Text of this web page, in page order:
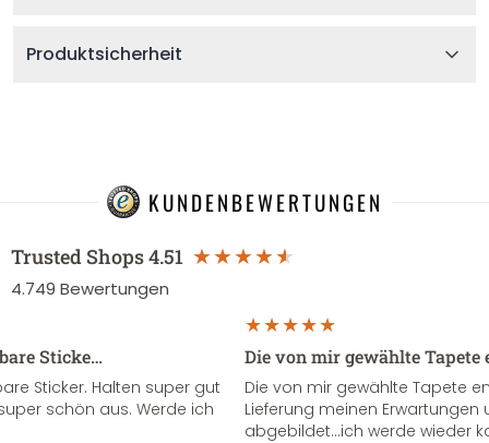
Produktsicherheit
KUNDENBEWERTUNGEN
Trusted Shops4.51
4.749 Bewertungen
Sticke…
Sticker. Halten super gut
schön aus. Werde ich
Die von mir gewählte
Die von mir gewählte Tapete
Lieferung meinen Erwartungen
abgebildet...ich werde wieder